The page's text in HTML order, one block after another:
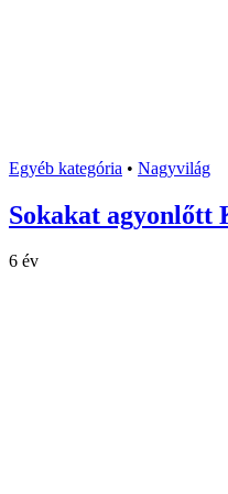
Egyéb kategória • Nagyvilág
Sokakat agyonlőtt
6 év